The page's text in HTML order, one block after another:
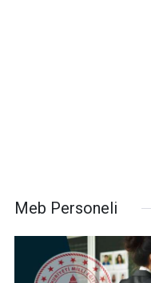
Meb Personeli